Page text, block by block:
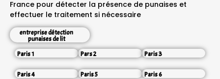
France pour détecter la présence de punaises et
effectuer le traitement si nécessaire
entreprise détection
punaises de lit
Paris 1
Pars 2 Paris 3
Paris 4 Paris 5 Paris 6